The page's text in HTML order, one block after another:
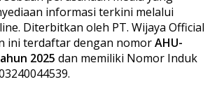
informasi terkini melalui
Diterbitkan oleh PT. Wijaya Official
ini terdaftar dengan nomorAHU-
2025 dan memiliki Nomor Induk